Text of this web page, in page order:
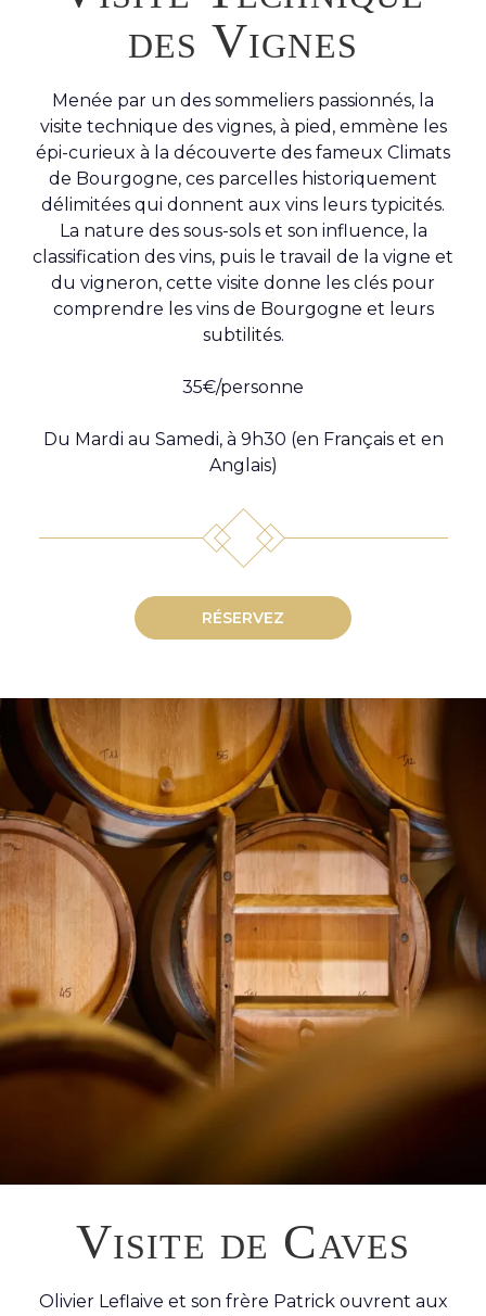
des Vignes
Menée par un des sommeliers passionnés, la
visite technique des vignes, à pied, emmène les
épi-curieux à la découverte des fameux Climats
de Bourgogne, ces parcelles historiquement
délimitées qui donnent aux vins leurs typicités.
La nature des sous-sols et son influence, la
classification des vins, puis le travail de la vigne et
du vigneron, cette visite donne les clés pour
comprendre les vins de Bourgogne et leurs
subtilités.
35€/personne
Du Mardi au Samedi, à 9h30 (en Français et en
Anglais)
RÉSERVEZ
Visite de Caves
Olivier Leflaive et son frère Patrick ouvrent aux